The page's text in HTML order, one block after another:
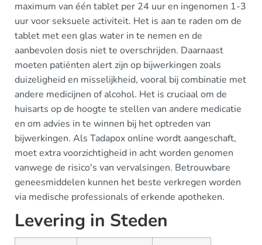
maximum van één tablet per 24 uur en ingenomen 1-3
uur voor seksuele activiteit. Het is aan te raden om de
tablet met een glas water in te nemen en de
aanbevolen dosis niet te overschrijden. Daarnaast
moeten patiënten alert zijn op bijwerkingen zoals
duizeligheid en misselijkheid, vooral bij combinatie met
andere medicijnen of alcohol. Het is cruciaal om de
huisarts op de hoogte te stellen van andere medicatie
en om advies in te winnen bij het optreden van
bijwerkingen. Als Tadapox online wordt aangeschaft,
moet extra voorzichtigheid in acht worden genomen
vanwege de risico's van vervalsingen. Betrouwbare
geneesmiddelen kunnen het beste verkregen worden
via medische professionals of erkende apotheken.
Levering in Steden